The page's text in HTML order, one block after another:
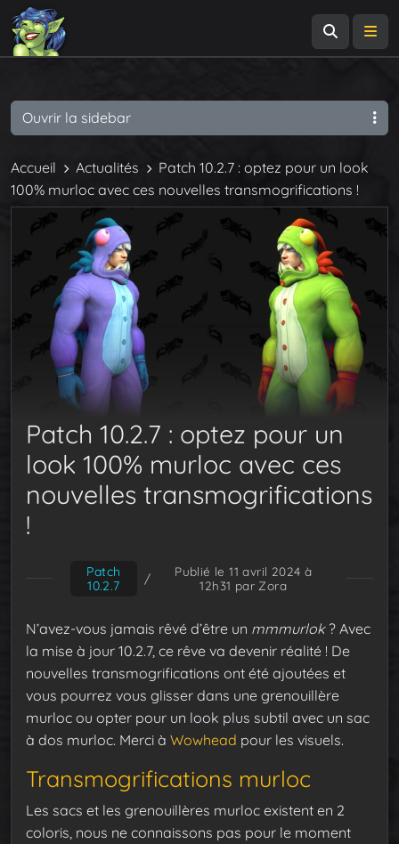
Accueil Actualités
Patch 10.2.7 : optez pour un look
100% murloc avec ces nouvelles transmogrifications !
Patch 10.2.7 : optez pour un
look 100% murloc avec ces
nouvelles transmogrifications
!
Patch
10.2.7
/
Publié le 11 avril 2024 à
12h31 par Zora
N’avez-vous jamais rêvé d’être un mmmurlok? Avec
la mise à jour 10.2.7, ce rêve va devenir réalité ! De
nouvelles transmogrifications ont été ajoutées et
vous pourrez vous glisser dans une grenouillère
murloc ou opter pour un look plus subtil avec un sac
à dos murloc. Merci à Wowhead pour les visuels.
Transmogrifications murloc
Les sacs et les grenouillères murloc existent en 2
coloris, nous ne connaissons pas pour le moment
Ouvrir la sidebar